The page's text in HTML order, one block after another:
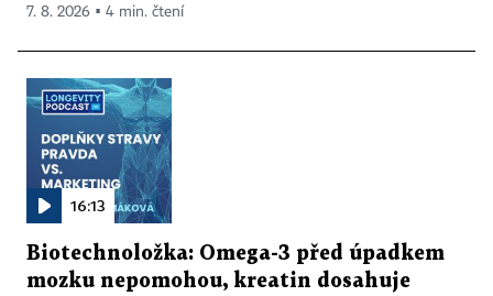
7. 8. 2026 ▪ 4 min. čtení
16:13
Biotechnoložka: Omega-3 před úpadkem
mozku nepomohou, kreatin dosahuje